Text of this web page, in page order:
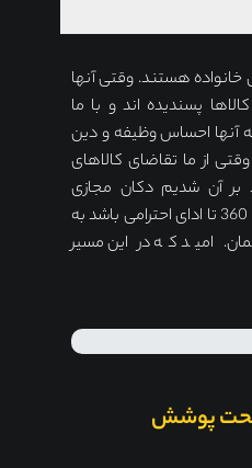
خانواده هستند. وقتی آنها
پسندیده اند و با ما
آنها احساس وظیفه و دین
از ما تقاضای کالاهای
بر آن شدیم دکان مجازی
دیگری بگشائیم با نام کالا 360 تا ادای احترامی باشد به
امید که در این مسیر
تحت پوشش